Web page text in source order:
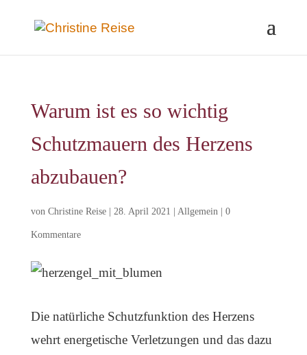
Warum ist es so wichtig
Schutzmauern des Herzens
abzubauen?
von Christine Reise| 28. April 2021 Allgemein| 0
Kommentare
Die natürliche Schutzfunktion des Herzens
wehrt energetische Verletzungen und das dazu